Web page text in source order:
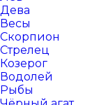
Дева
Весы
Скорпион
Стрелец
Козерог
Водолей
Рыбы